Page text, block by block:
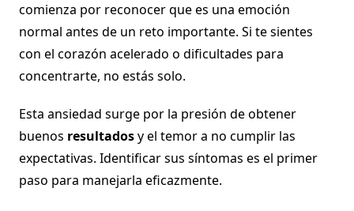
comienza por reconocer que es una emoción
normal antes de un reto importante. Si te sientes
con el corazón acelerado o dificultades para
concentrarte, no estás solo.
Esta ansiedad surge por la presión de obtener
buenos resultadosy el temor a no cumplir las
expectativas. Identificar sus síntomas es el primer
paso para manejarla eficazmente.